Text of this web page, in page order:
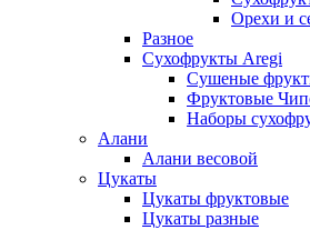
Орехи и
Разное
Сухофрукты Aregi
Сушеные
Фруктовые
Наборы
Алани
Алани весовой
Цукаты
Цукаты фруктовые
Цукаты разные